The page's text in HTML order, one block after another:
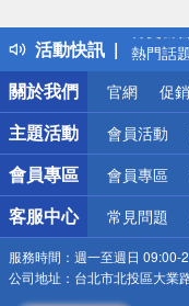
活動快訊
得獎公
熱門話
銀行優
偏遠地
詐騙網
關於我們
官網 促
主題活動 會員活動
會員專區 會員專區
客服中心 常見問題
服務時間： 週一至週日 09:00-
公司地址： 台北市北投區大業